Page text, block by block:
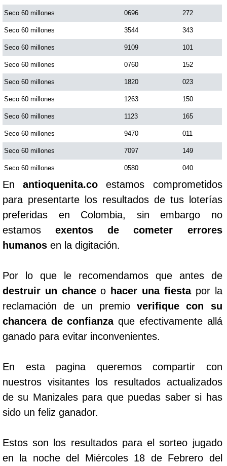
Seco 60 millones 0696 272
Seco 60 millones 3544 343
Seco 60 millones 9109 101
Seco 60 millones 0760 152
Seco 60 millones 1820 023
Seco 60 millones 1263 150
Seco 60 millones 1123 165
Seco 60 millones 9470 011
Seco 60 millones 7097 149
Seco 60 millones 0580 040
Enantioquenita.co estamos comprometidos
para presentarte los resultados de tus loterías
preferidas en Colombia, sin embargo no
estamosexentos de cometer errores
humanos en la digitación.
Por lo que le recomendamos que antes de
destruir un chanceo hacer una fiestapor la
reclamación de un premioverifique con su
chancera de confianzaque efectivamente allá
ganado para evitar inconvenientes.
En esta pagina queremos compartir con
nuestros visitantes los resultados actualizados
de su Manizales para que puedas saber si has
sido un feliz ganador.
Estos son los resultados para el sorteo jugado
en la noche del Miércoles 18 de Febrero del